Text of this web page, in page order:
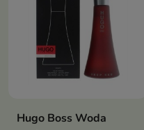
Hugo Boss Woda